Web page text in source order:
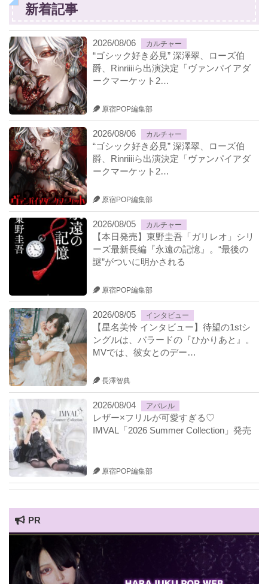
新着記事
2026/08/06 カルチャー
“ゴシック好き必見” 深澤翠、ローズ伯
爵、Rinriiiiら出演決定「ヴァンパイアダ
ークマーケット2…
原宿POP編集部
2026/08/06 カルチャー
“ゴシック好き必見” 深澤翠、ローズ伯
爵、Rinriiiiら出演決定「ヴァンパイアダ
ークマーケット2…
原宿POP編集部
2026/08/05 カルチャー
【本日発売】東野圭吾「ガリレオ」シリ
ーズ最新長編『永遠の記憶』。“最後の
謎”がついに明かされる
原宿POP編集部
2026/08/05 インタビュー
【星名美怜 インタビュー】待望の1stシ
ングルは、バラードの『ひかりあと』。
MVでは、彼女とのデー…
長澤智典
2026/08/04 アパレル
レザー×フリルが可愛すぎる♡
IMVAL「2026 Summer Collection」発売
原宿POP編集部
PR
HARAJUKU POP TV